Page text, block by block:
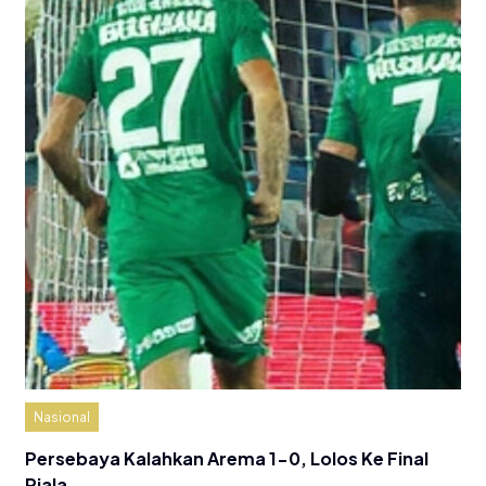
Nasional
Persebaya Kalahkan Arema 1-0, Lolos Ke Final